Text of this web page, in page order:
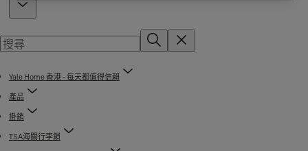
Yale Home 香港 - 每天都值得信賴
產品
掛鎖
TSA海關行李鎖